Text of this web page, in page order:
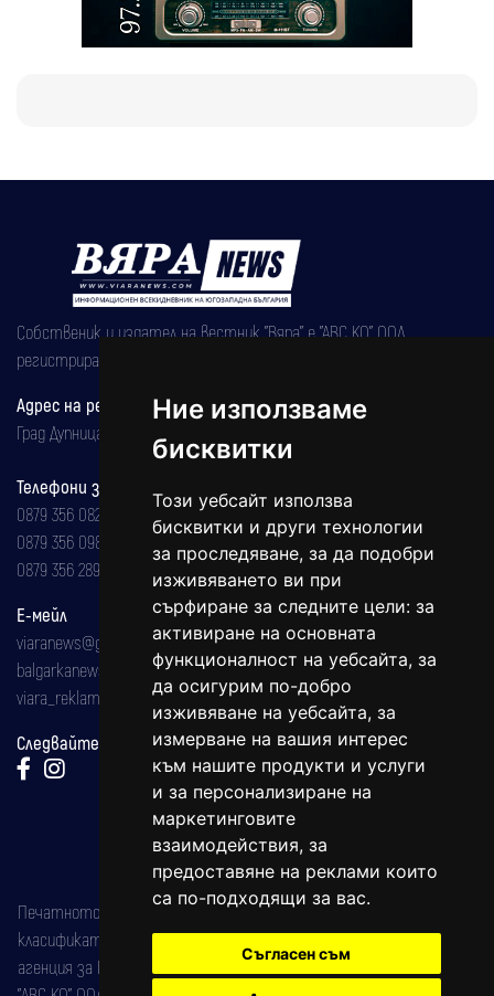
Ние използваме
бисквитки
Този уебсайт използва
бисквитки и други технологии
за проследяване, за да подобри
изживяването ви при
сърфиране за следните цели: за
активиране на основната
функционалност на уебсайта, за
да осигурим по-добро
изживяване на уебсайта, за
измерване на вашия интерес
към нашите продукти и услуги
и за персонализиране на
маркетинговите
взаимодействия, за
предоставяне на реклами които
са по-подходящи за вас.
Съгласен съм
Собственик и издател на вестник "Вяра" е "АВС КО" ООД,
регистрирана на 08.05.2002 година.
Адрес на редакцията
Град Дупница, ул.''Христо Ботев" 43
Телефони за реклама и абонаменти
0879 356 082
0879 356 098
0879 356 289
Е-мейл
viaranews@gmail.com
balgarkanews@gmail.com
viara_reklama@mail.bg
Следвайте ни:
Печатното издание на вестника е регистрирано в националния
класификатор на печатните издания (Българска национална
агенция за ISSN) под номер: ISSN 1312-4722.